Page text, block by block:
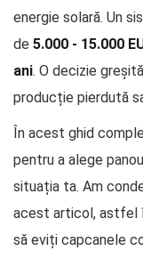
energie solară. Un
de 5.000 - 15.000
ani. O decizie
producție pierdută
În acest ghid
pentru a alege
situația ta. Am
acest articol, astfel
să eviți capcanele